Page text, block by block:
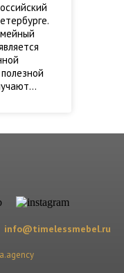
info@timelessmebel.ru